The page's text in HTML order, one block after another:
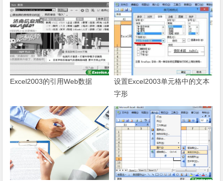
Excel2003的引用Web数据
设置Excel2003单元格中的文本
字形